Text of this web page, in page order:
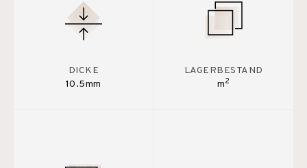
DICKE
10.5mm
LAGERBESTAND
m2